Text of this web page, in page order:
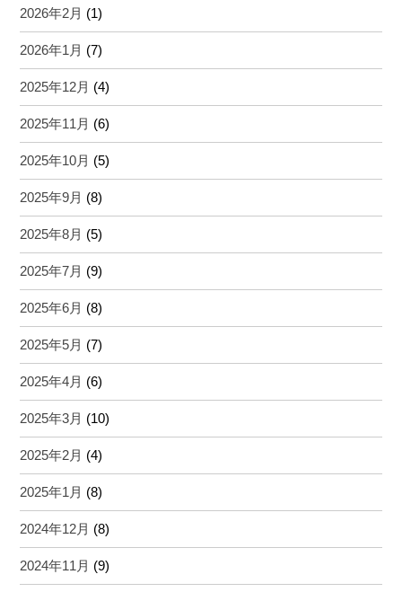
2026年2月 (1)
2026年1月 (7)
2025年12月 (4)
2025年11月 (6)
2025年10月 (5)
2025年9月 (8)
2025年8月 (5)
2025年7月 (9)
2025年6月 (8)
2025年5月 (7)
2025年4月 (6)
2025年3月 (10)
2025年2月 (4)
2025年1月 (8)
2024年12月 (8)
2024年11月 (9)